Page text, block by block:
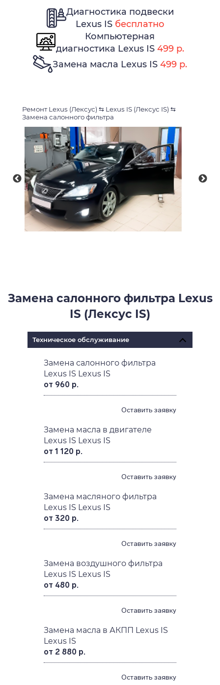
Диагностика подвески
Lexus IS бесплатно
Компьютерная
диагностика Lexus IS 499 р.
Замена масла Lexus IS 499 р.
Ремонт Lexus (Лексус) ⇆ Lexus IS (Лексус IS) ⇆
Замена салонного фильтра
Замена салонного фильтра Lexus
IS (Лексус IS)
Техническое обслуживание
Замена салонного фильтра
Lexus IS Lexus IS
от 960 р.
Оставить заявку
Замена масла в двигателе
Lexus IS Lexus IS
от 1 120 р.
Оставить заявку
Замена масляного фильтра
Lexus IS Lexus IS
от 320 р.
Оставить заявку
Замена воздушного фильтра
Lexus IS Lexus IS
от 480 р.
Оставить заявку
Замена масла в АКПП Lexus IS
Lexus IS
от 2 880 р.
Оставить заявку